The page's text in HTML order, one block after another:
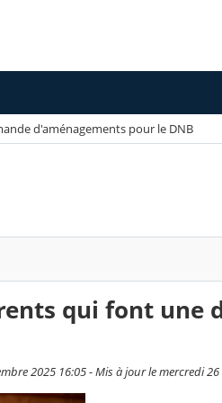
d'aménagements pour le DNB
qui font une
2025 16:05 - Mis à jour le mercredi